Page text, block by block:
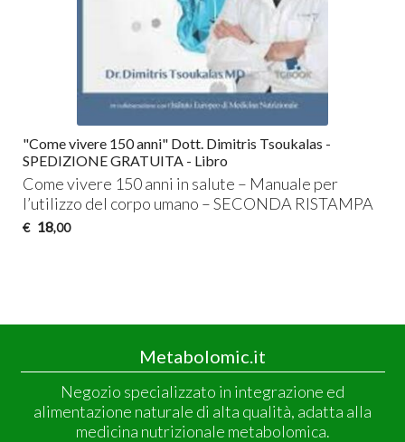
"Come vivere 150 anni" Dott. Dimitris Tsoukalas -
SPEDIZIONE GRATUITA - Libro
Come vivere 150 anni in salute – Manuale per
l’utilizzo del corpo umano –SECONDA RISTAMPA
€ 18,00
Metabolomic.it
Negozio specializzato in integrazione ed
alimentazione naturale di alta qualità, adatta alla
medicina nutrizionale metabolomica.